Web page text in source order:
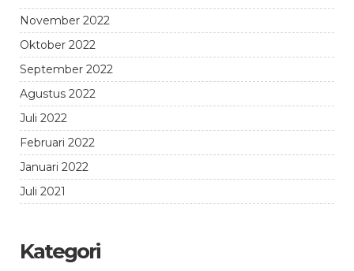
November 2022
Oktober 2022
September 2022
Agustus 2022
Juli 2022
Februari 2022
Januari 2022
Juli 2021
Kategori